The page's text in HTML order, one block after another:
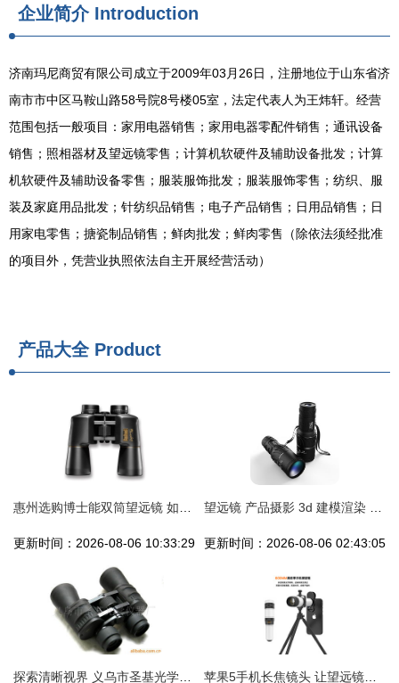
企业简介Introduction
济南玛尼商贸有限公司成立于2009年03月26日，注册地位于山东省济
南市市中区马鞍山路58号院8号楼05室，法定代表人为王炜轩。经营
范围包括一般项目：家用电器销售；家用电器零配件销售；通讯设备
销售；照相器材及望远镜零售；计算机软硬件及辅助设备批发；计算
机软硬件及辅助设备零售；服装服饰批发；服装服饰零售；纺织、服
装及家庭用品批发；针纺织品销售；电子产品销售；日用品销售；日
用家电零售；搪瓷制品销售；鲜肉批发；鲜肉零售（除依法须经批准
的项目外，凭营业执照依法自主开展经营活动）
产品大全Product
更新时间：2026-08-06 10:33:29 更新时间：2026-08-06 02:43:05